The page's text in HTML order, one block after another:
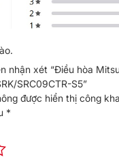
: Tự động chọn góc
đảo
của chúng. Khi khởi
nhận xét “Điều hòa
SRC09CTR-S5”
được hiển thị công
*